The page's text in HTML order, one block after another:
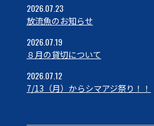
2026.07.23
放流魚のお知らせ
2026.07.19
８月の貸切について
2026.07.12
7/13（月）からシマアジ祭り！！